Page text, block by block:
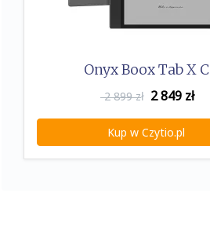
Onyx Boox Tab X C
2 899 zł 2 849 zł
Kup w Czytio.pl